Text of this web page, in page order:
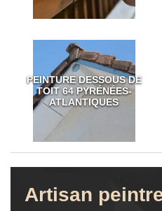
PEINTURE DESSOUS DE
TOIT 64 PYRÉNÉES-
ATLANTIQUES
Artisan